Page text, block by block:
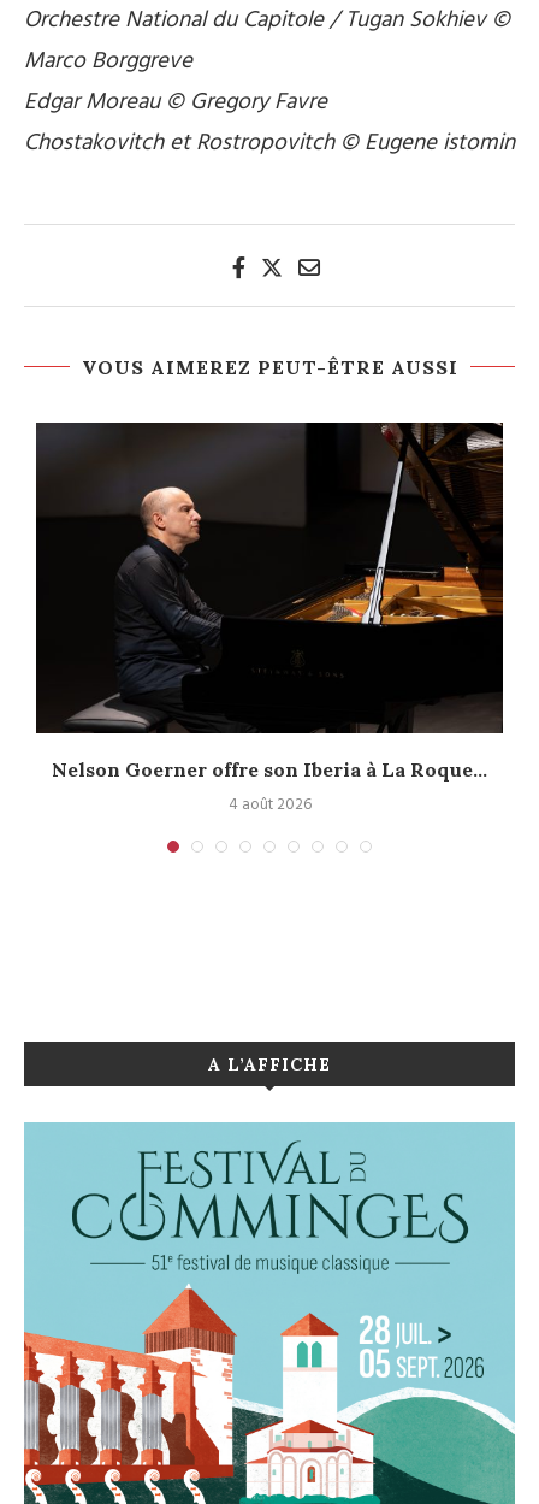
Orchestre National du Capitole / Tugan Sokhiev ©
Marco Borggreve
Edgar Moreau © Gregory Favre
Chostakovitch et Rostropovitch © Eugene istomin
VOUS AIMEREZ PEUT-ÊTRE AUSSI
Nelson Goerner offre son Iberia à La Roque...
4 août 2026
A L’AFFICHE